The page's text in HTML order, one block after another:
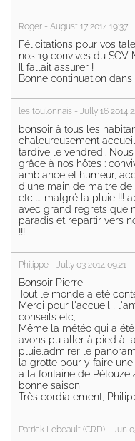
Roger - August 17 2014 19:37
Félicitations pour vos
nos 19 convives du SCV
Il fallait assurer !
Bonne continuation
les toulonnais - Jully 16 2014
bonsoir à tous les
chaleureusement
tardive le vendredi.
grâce à nos hôtes :
ambiance et humeur,
d'une main de maitre de
etc .... malgré la pluie !!!
avec grand regrets que
paradis et repartir vers
!!!
Philippe - Jully 03 2014 09:21
Bonsoir Pierre
Tout le monde a été
Merci pour l'accueil ,
conseils etc,
Même la météo qui a
avons pu aller à pied à
pluie,admirer le
la grotte pour y faire
à la fontaine de Pétouze
bonne saison
Très cordialement,
Patrick Lebeault (CRD) - Jun